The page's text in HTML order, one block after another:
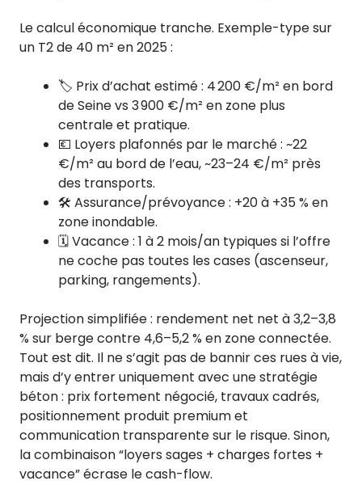
Le calcul économique tranche. Exemple-type sur
un T2 de 40 m² en 2025 :
🏷️ Prix d’achat estimé : 4 200 €/m² en bord
de Seine vs 3 900 €/m² en zone plus
centrale et pratique.
💶 Loyers plafonnés par le marché : ~22
€/m² au bord de l’eau, ~23–24 €/m² près
des transports.
🛠️ Assurance/prévoyance : +20 à +35 % en
zone inondable.
🗓️ Vacance : 1 à 2 mois/an typiques si l’offre
ne coche pas toutes les cases (ascenseur,
parking, rangements).
Projection simplifiée : rendement net net à 3,2–3,8
% sur berge contre 4,6–5,2 % en zone connectée.
Tout est dit. Il ne s’agit pas de bannir ces rues à vie,
mais d’y entrer uniquement avec une stratégie
béton : prix fortement négocié, travaux cadrés,
positionnement produit premium et
communication transparente sur le risque. Sinon,
la combinaison “loyers sages + charges fortes +
vacance” écrase le cash-flow.